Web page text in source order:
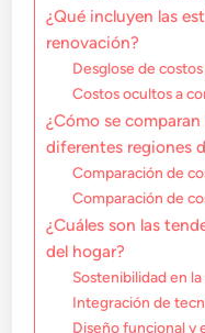
¿Qué incluyen las
renovación?
Desglose de
Costos ocultos a
¿Cómo se
diferentes regiones
Comparación de
Comparación de
¿Cuáles son las
del hogar?
Sostenibilidad en
Integración de
Diseño funcional y